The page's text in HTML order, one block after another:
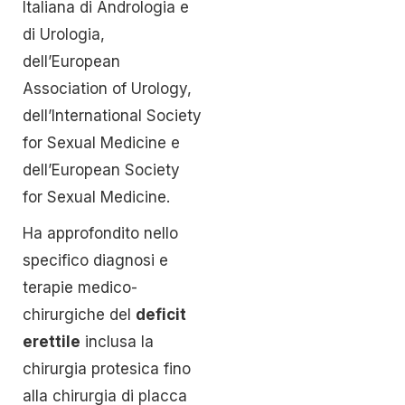
Italiana di Andrologia e
di Urologia,
dell’European
Association of Urology,
dell’International Society
for Sexual Medicine e
dell’European Society
for Sexual Medicine.
Ha approfondito nello
specifico diagnosi e
terapie medico-
chirurgiche del deficit
erettile inclusa la
chirurgia protesica fino
alla chirurgia di placca